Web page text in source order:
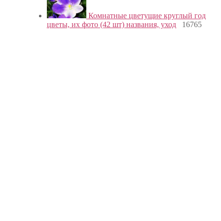
Комнатные цветущие круглый год
цветы, их фото (42 шт) названия, уход
16765